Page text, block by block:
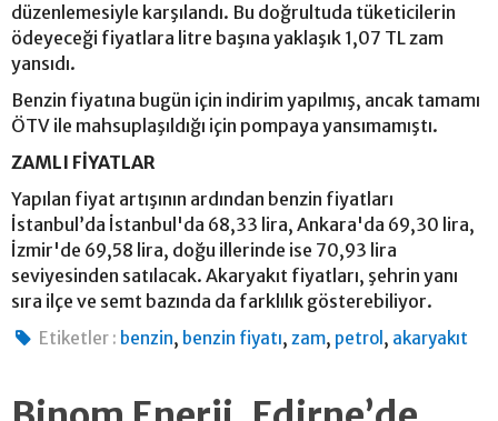
düzenlemesiyle karşılandı. Bu doğrultuda tüketicilerin
ödeyeceği fiyatlara litre başına yaklaşık 1,07 TL zam
yansıdı.
Benzin fiyatına bugün için indirim yapılmış, ancak tamamı
ÖTV ile mahsuplaşıldığı için pompaya yansımamıştı.
ZAMLI FİYATLAR
Yapılan fiyat artışının ardından benzin fiyatları
İstanbul’da İstanbul'da 68,33 lira, Ankara'da 69,30 lira,
İzmir'de 69,58 lira, doğu illerinde ise 70,93 lira
seviyesinden satılacak. Akaryakıt fiyatları, şehrin yanı
sıra ilçe ve semt bazında da farklılık gösterebiliyor.
Etiketler : benzin, benzin fiyatı,zam, petrol , akaryakıt